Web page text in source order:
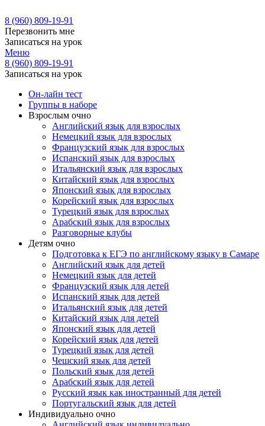
8 (960) 809-19-91
Перезвонить мне
Записаться на урок
Меню
8 (960) 809-19-91
Записаться на урок
Он-лайн тест
Группы в наборе
Взрослым очно
Английский язык для взрослых
Немецкий язык для взрослых
Французский язык для взрослых
Испанский язык для взрослых
Итальянский язык для взрослых
Китайский язык для взрослых
Японский язык для взрослых
Корейский язык для взрослых
Турецкий язык для взрослых
Арабский язык для взрослых
Разговорные клубы
Детям очно
Подготовка к ЕГЭ по английскому языку в Самаре
Английский язык для детей
Немецкий язык для детей
Французский язык для детей
Испанский язык для детей
Итальянский язык для детей
Китайский язык для детей
Японский язык для детей
Корейский язык для детей
Турецкий язык для детей
Чешский язык для детей
Польский язык для детей
Арабский язык для детей
Русский язык как иностранный для детей
Португальский язык для детей
Индивидуально очно